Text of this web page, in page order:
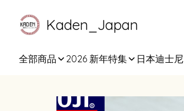
Kaden_Japan
全部商品 2026 新年特集 日本迪士尼